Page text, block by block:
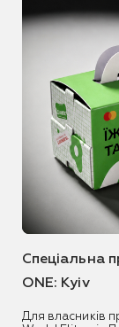
Спеціальна
ONE: Kyiv
Для власників